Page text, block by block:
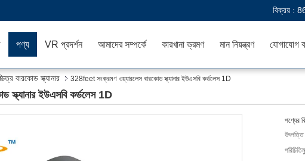
বিক্রয় :
পণ্য VR প্রদর্শন আমাদের সম্পর্কে কারখানা ভ্রমণ মান নিয়ন্ত্রণ যোগাযোগ
বারকোড স্ক্যানার 328feet সংক্রমণ ওয়্যারলেস বারকোড স্ক্যানার ইউএসবি কর্ডলেস 1D
স্ক্যানার ইউএসবি কর্ডলেস 1D
পণ্যের